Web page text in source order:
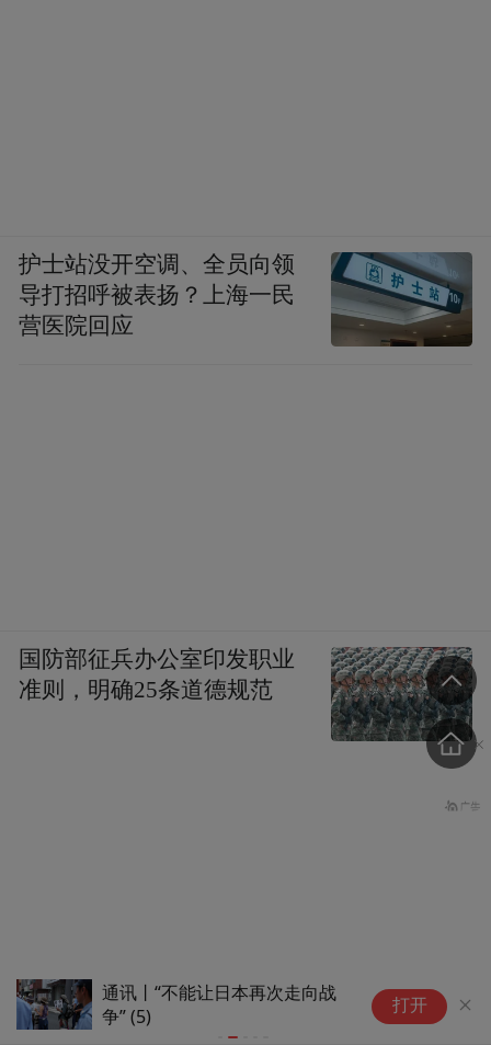
通讯丨“不能让日本再次走向战
争” (5)
争
打开
护士站没开空调、全员向领
导打招呼被表扬？上海一民
营医院回应
国防部征兵办公室印发职业
准则，明确25条道德规范